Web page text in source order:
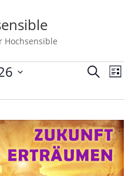
Hochsensible
und
SucheListe